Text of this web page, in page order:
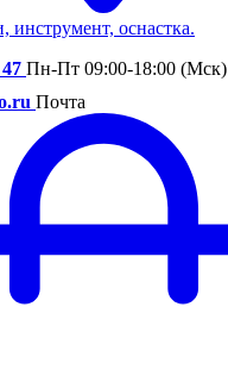
оснастка.
Пн-Пт 09:00-18:00 (Мск)
Почта